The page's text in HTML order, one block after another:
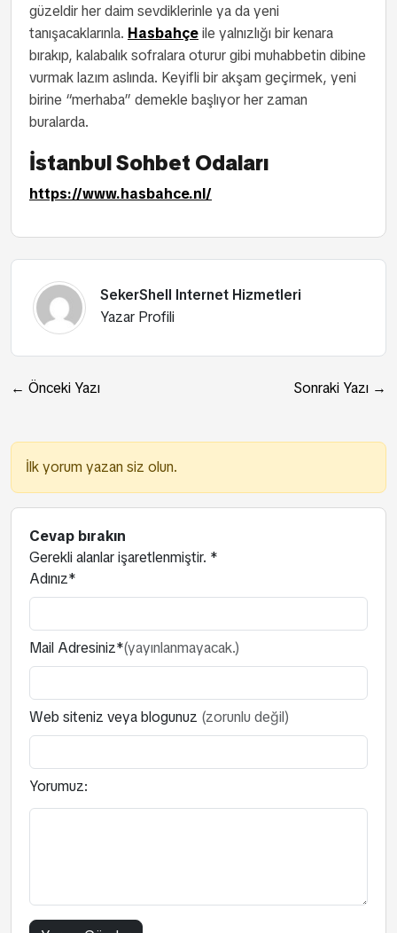
güzeldir her daim sevdiklerinle ya da yeni
tanışacaklarınla. Hasbahçeile yalnızlığı bir kenara
bırakıp, kalabalık sofralara oturur gibi muhabbetin dibine
vurmak lazım aslında. Keyifli bir akşam geçirmek, yeni
birine “merhaba” demekle başlıyor her zaman
buralarda.
İstanbul Sohbet Odaları
https://www.hasbahce.nl/
SekerShell Internet Hizmetleri
Yazar Profili
← Önceki Yazı Sonraki Yazı →
İlk yorum yazan siz olun.
Cevap bırakın
Gerekli alanlar işaretlenmiştir. *
Adınız*
Mail Adresiniz*(yayınlanmayacak.)
Web siteniz veya blogunuz (zorunlu değil)
Yorumuz: